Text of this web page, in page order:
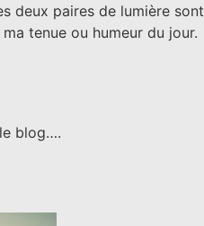
deux paires de lumière sont
tenue ou humeur du jour.
blog….